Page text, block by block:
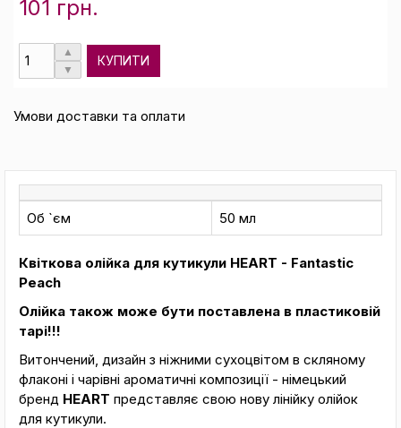
101 грн.
КУПИТИ
Умови доставки та оплати
Об `єм 50 мл
Квіткова олійка для кутикули HEART - Fantastic
Peach
Олійка також може бути поставлена в пластиковій
тарі!!!
Витончений, дизайн з ніжними сухоцвітом в скляному
флаконі і чарівні ароматичні композиції - німецький
бренд HEART представляє свою нову лінійку олійок
для кутикули.